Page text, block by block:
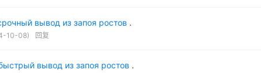
вывод из запоя ростов .
10-08) 回复
вывод из запоя ростов .